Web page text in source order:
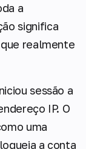
a
significa
realmente
sessão a
IP. O
uma
a conta